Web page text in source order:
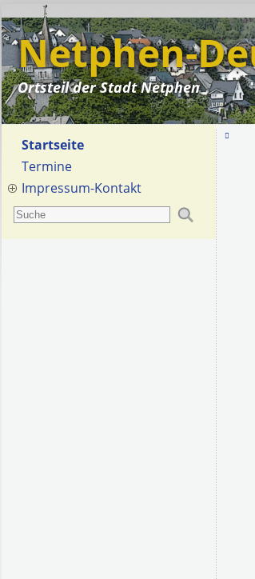
Netphen-
Ortsteil der Stadt Netphen
Startseite
Termine
Impressum-Kontakt